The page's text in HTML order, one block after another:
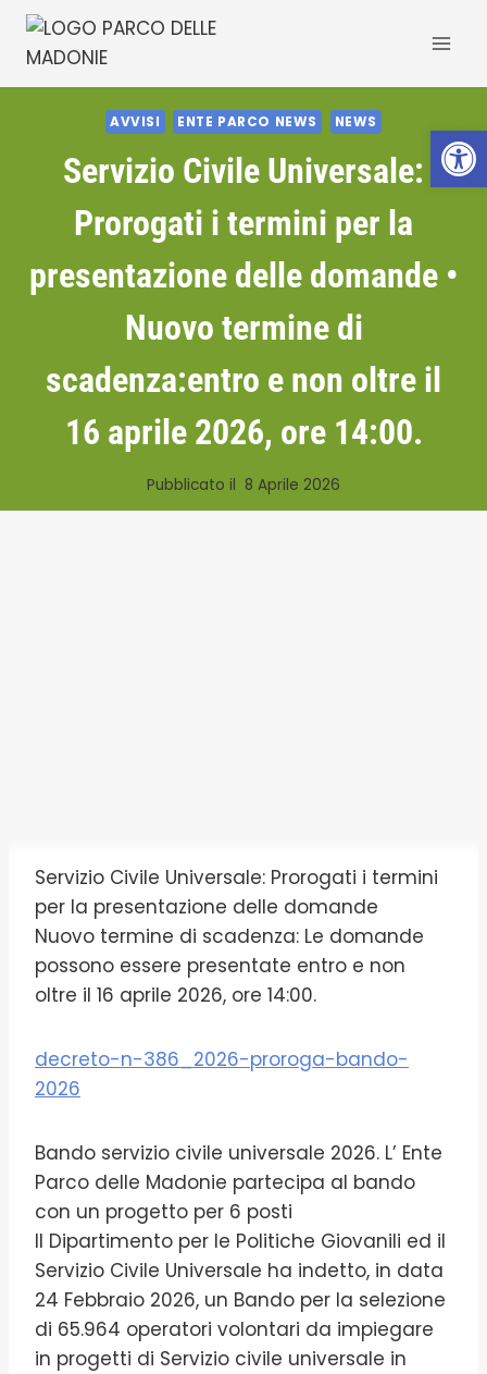
Apri
Salta
contenuto
AVVISI ENTE PARCO NEWS NEWS
Servizio Civile Universale:
Prorogati i termini per la
presentazione delle domande •
Nuovo termine di
scadenza:entro e non oltre il
16 aprile 2026, ore 14:00.
Pubblicato il 8 Aprile 2026
Servizio Civile Universale: Prorogati i termini
per la presentazione delle domande
Nuovo termine di scadenza: Le domande
possono essere presentate entro e non
oltre il 16 aprile 2026, ore 14:00.
decreto-n-386_2026-proroga-bando-
2026
Bando servizio civile universale 2026. L’ Ente
Parco delle Madonie partecipa al bando
con un progetto per 6 posti
Il Dipartimento per le Politiche Giovanili ed il
Servizio Civile Universale ha indetto, in data
24 Febbraio 2026, un Bando per la selezione
di 65.964 operatori volontari da impiegare
in progetti di Servizio civile universale in